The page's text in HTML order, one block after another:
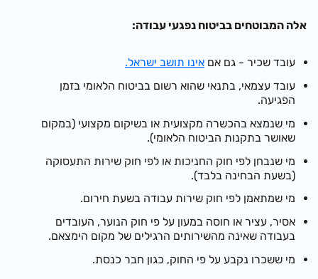
אלה המבוטחים בביטוח נפגעי עבודה:
עובד שכיר - גם אםאינו תושב ישראל.
עובד עצמאי, בתנאי שהוא רשום בביטוח הלאומי בזמן
הפגיעה.
מי שנמצא בהכשרה מקצועית או בשיקום מקצועי (במקום
שאושר בתקנות הביטוח הלאומי).
מי שנבחן לפי חוק החניכות או לפי חוק שירות התעסוקה
(בשעת הבחינה בלבד).
מי שמתאמן לפי חוק שירות עבודה בשעת חירום.
אסיר, עציר או חוסה במעון על פי חוק הנוער, העובדים
בעבודה שאינה מהשירותים הרגילים של מקום הימצאם.
מי ששכרו נקבע על פי החוק, כגון חבר כנסת.